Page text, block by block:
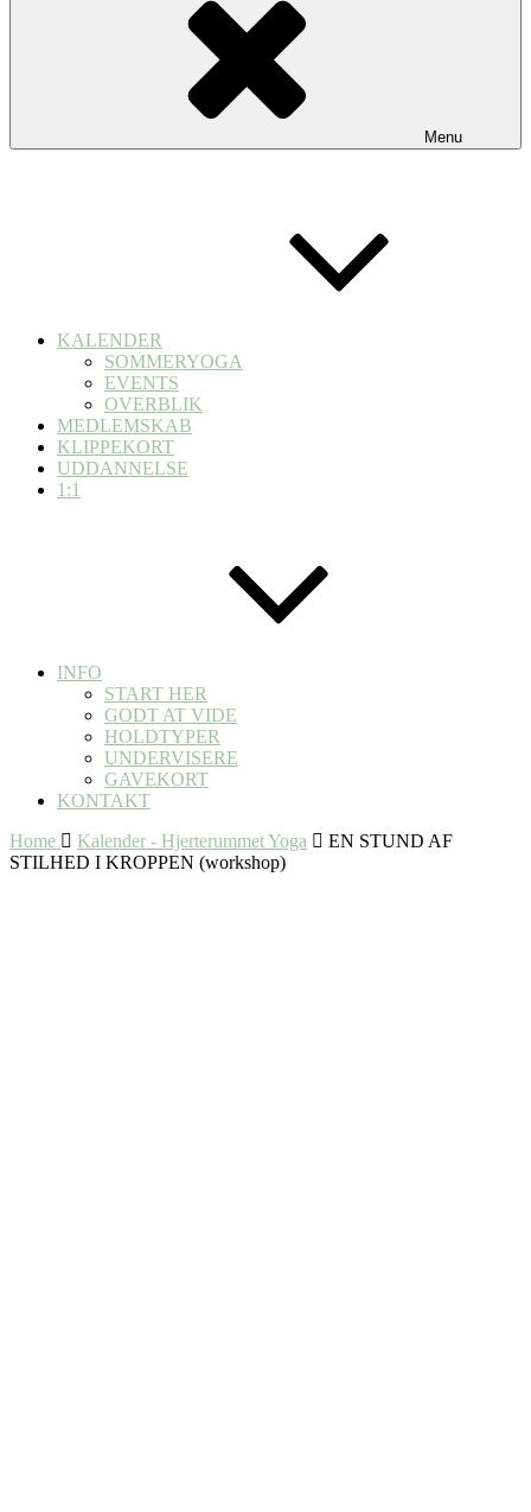
Menu
KALENDER
SOMMERYOGA
EVENTS
OVERBLIK
MEDLEMSKAB
KLIPPEKORT
UDDANNELSE
1:1
INFO
START HER
GODT AT VIDE
HOLDTYPER
UNDERVISERE
GAVEKORT
KONTAKT
Home
Kalender - Hjerterummet Yoga
EN STUND AF
STILHED I KROPPEN (workshop)